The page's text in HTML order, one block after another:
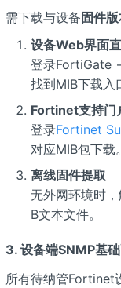
需下载与设备 固件
设备Web界面直
登录FortiGate
找到MIB下载入
Fortinet支持门
登录Fortinet
对应MIB包下载。
离线固件提取
无外网环境时
B文本文件。
3. 设备端SNMP基础
所有待纳管Fortinet